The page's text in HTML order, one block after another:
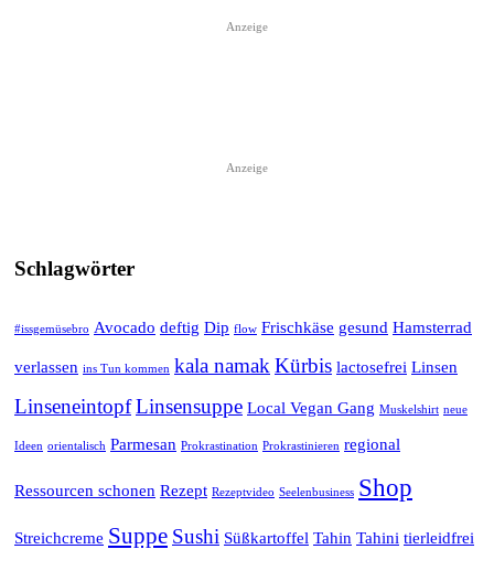
Anzeige
Anzeige
Schlagwörter
#issgemüsebro Avocado deftig Dip flow Frischkäse gesund Hamsterrad
verlassen ins Tun kommen kala namak Kürbis lactosefrei Linsen
LinseneintopfLinsensuppe Local Vegan Gang Muskelshirt neue
Ideen orientalisch Parmesan Prokrastination Prokrastinieren regional
Ressourcen schonen Rezept Rezeptvideo Seelenbusiness Shop
Streichcreme Suppe Sushi Süßkartoffel Tahin Tahini tierleidfrei